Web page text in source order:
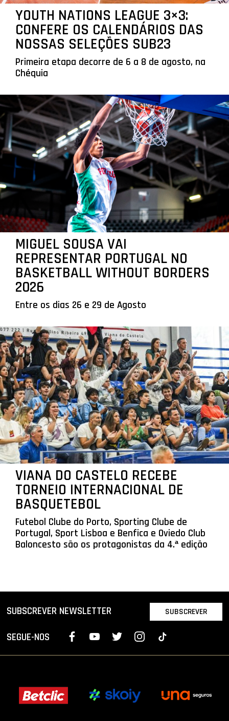
YOUTH NATIONS LEAGUE 3×3:
CONFERE OS CALENDÁRIOS DAS
NOSSAS SELEÇÕES SUB23
Primeira etapa decorre de 6 a 8 de agosto, na
Chéquia
MIGUEL SOUSA VAI
REPRESENTAR PORTUGAL NO
BASKETBALL WITHOUT BORDERS
2026
Entre os dias 26 e 29 de Agosto
VIANA DO CASTELO RECEBE
TORNEIO INTERNACIONAL DE
BASQUETEBOL
Futebol Clube do Porto, Sporting Clube de
Portugal, Sport Lisboa e Benfica e Oviedo Club
Baloncesto são os protagonistas da 4.ª edição
SUBSCREVER NEWSLETTER SUBSCREVER
SEGUE-NOS